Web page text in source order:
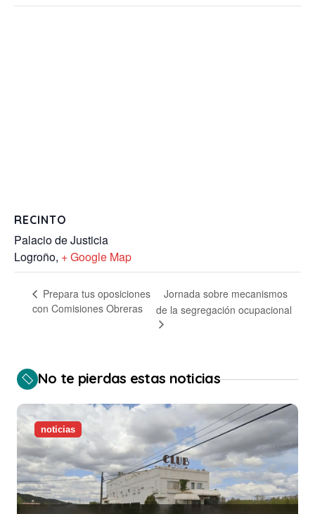
RECINTO
Palacio de Justicia
Logroño, + Google Map
Prepara tus oposiciones
con Comisiones Obreras
Jornada sobre mecanismos
de la segregación ocupacional
No te pierdas estas noticias
noticias